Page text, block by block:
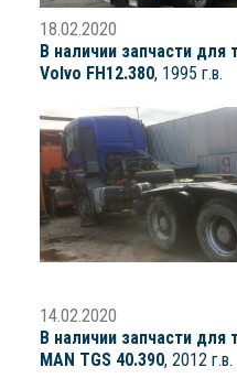
18.02.2020
В наличии запчасти для
Volvo FH12.380, 1995 г.в.
14.02.2020
В наличии запчасти для
MAN TGS 40.390, 2012 г.в.